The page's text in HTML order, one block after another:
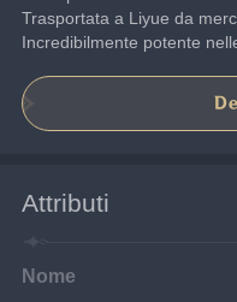
Trasportata a Liyue da
Incredibilmente potente
Attributi
Nome